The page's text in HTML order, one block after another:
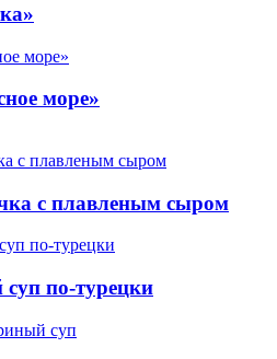
море»
с плавленым сыром
по-турецки